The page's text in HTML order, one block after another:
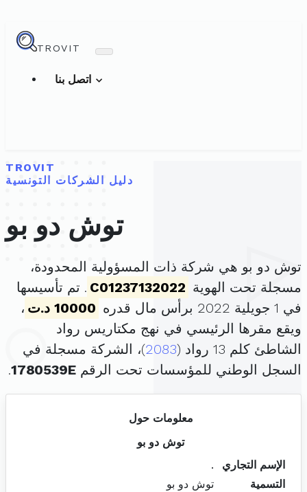
TROVIT
TROVIT
دليل الشركات التونسية
توش دو بو
توش دو بو هي شركة ذات المسؤولية المحدودة،
مسجلة تحت الهوية C01237132022 . تم تأسيسها
في 1 جويلية 2022 برأس مال قدره
10000 د.ت
،
ويقع مقرها الرئيسي في نهج مكتاريس رواد
الشاطئ كلم 13 رواد (
2083)، الشركة مسجلة في
السجل الوطني للمؤسسات تحت الرقم 1780539E
.
معلومات حول
توش دو بو
الإسم التجاري
.
التسمية
توش دو بو